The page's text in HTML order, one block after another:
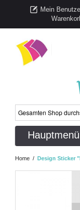
Mein
Hauptmenü
Home / Design Sticker